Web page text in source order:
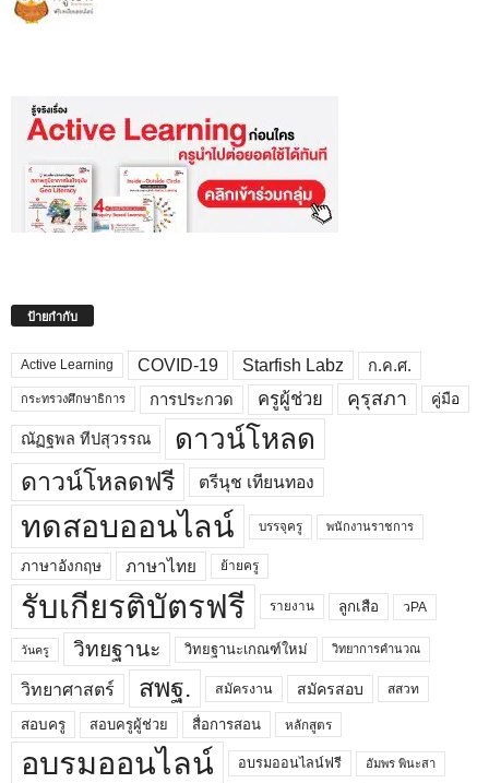
ป้ายกำกับ
Active Learning COVID-19 Starfish Labz ก.ค.ศ.
กระทรวงศึกษาธิการ การประกวด ครูผู้ช่วย คุรุสภา คู่มือ
ณัฏฐพล ทีปสุวรรณ ดาวน์โหลด
ดาวน์โหลดฟรี ตรีนุช เทียนทอง
ทดสอบออนไลน์ บรรจุครู พนักงานราชการ
ภาษาอังกฤษ ภาษาไทย ย้ายครู
รับเกียรติบัตรฟรี รายงาน ลูกเสือ วPA
วันครู วิทยฐานะ วิทยฐานะเกณฑ์ใหม่ วิทยาการคำนวณ
วิทยาศาสตร์ สพฐ. สมัครงาน สมัครสอบ สสวท
สอบครู สอบครูผู้ช่วย สื่อการสอน หลักสูตร
อบรมออนไลน์ อบรมออนไลน์ฟรี อัมพร พินะสา